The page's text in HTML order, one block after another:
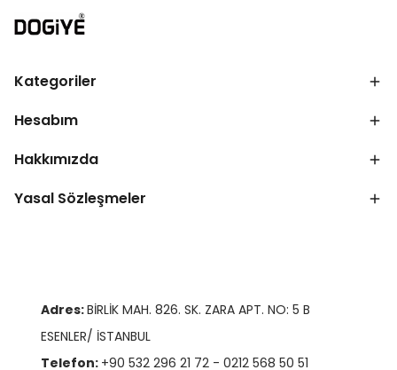
Kategoriler
Hesabım
Hakkımızda
Yasal Sözleşmeler
Adres:BİRLİK MAH. 826. SK. ZARA APT. NO: 5 B
ESENLER/ İSTANBUL
Telefon: +90 532 296 21 72 - 0212 568 50 51